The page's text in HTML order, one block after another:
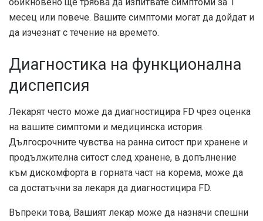
обикновено ще трябва да изпитвате симптоми за 1
месец или повече. Вашите симптоми могат да дойдат и
да изчезнат с течение на времето.
Диагностика на функционална
диспепсия
Лекарят често може да диагностицира FD чрез оценка
на вашите симптоми и медицинска история.
Дългосрочните чувства на ранна ситост при хранене и
продължителна ситост след хранене, в допълнение
към дискомфорта в горната част на корема, може да
са достатъчни за лекаря да диагностицира FD.
Въпреки това, Вашият лекар може да назначи спешни